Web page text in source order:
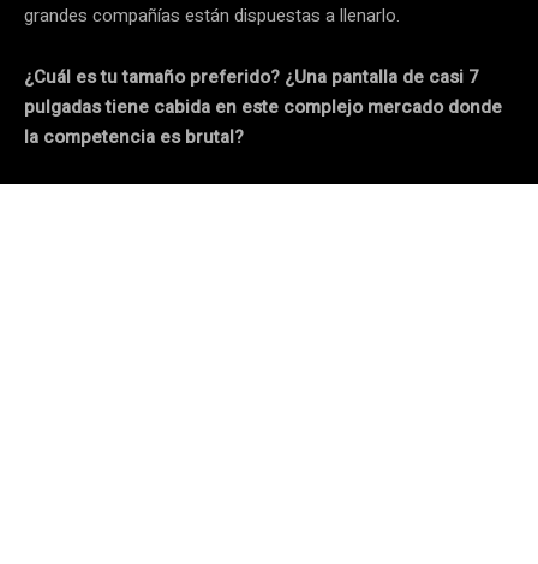
grandes compañías están dispuestas a llenarlo.
¿Cuál es tu tamaño preferido? ¿Una pantalla de casi 7
pulgadas tiene cabida en este complejo mercado donde
la competencia es brutal?